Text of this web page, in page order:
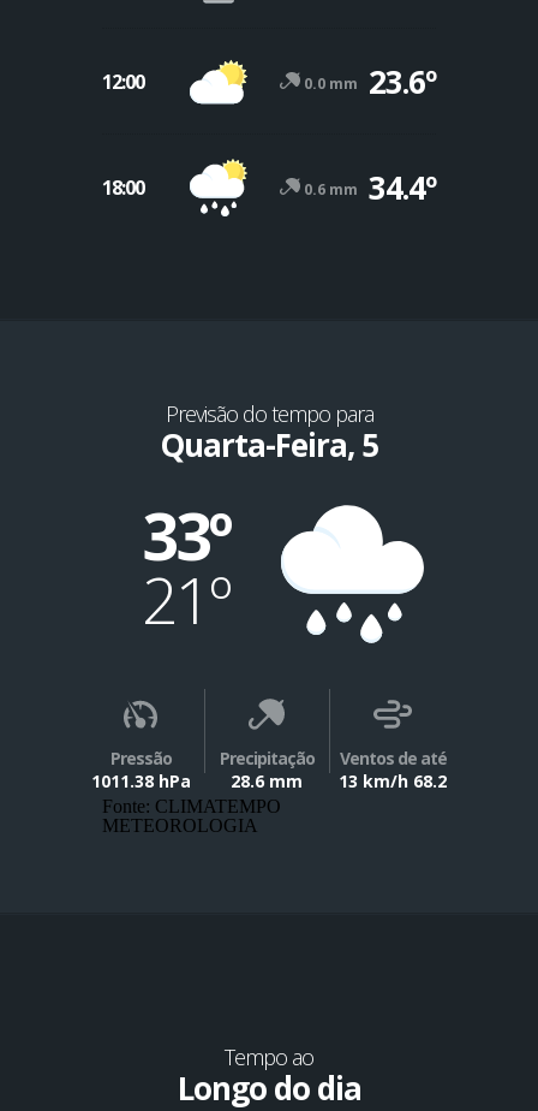
12:00 0.0 mm 23.6º
18:00 0.6 mm 34.4º
Previsão do tempo para
Quarta-Feira, 5
33º
21º
Pressão
1011.38 hPa
Precipitação
28.6 mm
Ventos de até
13 km/h 68.2
Fonte: CLIMATEMPO
METEOROLOGIA
Tempo ao
Longo do dia